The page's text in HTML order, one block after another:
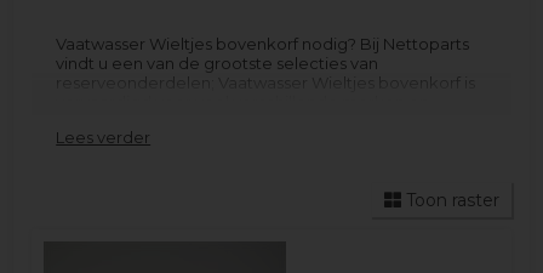
Vaatwasser Wieltjes bovenkorf nodig? Bij Nettoparts
vindt u een van de grootste selecties van
reserveonderdelen; Vaatwasser Wieltjes bovenkorf is
gebruiken om te filteren op jouw specifieke merk. Dit
Lees verder
Toon raster